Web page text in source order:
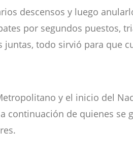
descensos y luego
por segundos puestos,
todo sirvió para que
y el inicio del
continuación de quienes se